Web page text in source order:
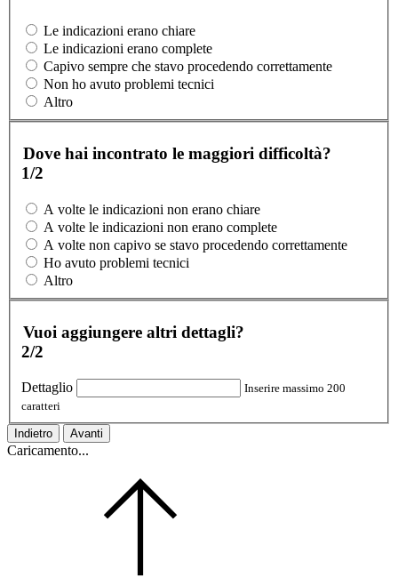
Le indicazioni erano chiare
Le indicazioni erano complete
Capivo sempre che stavo procedendo correttamente
Non ho avuto problemi tecnici
Altro
Dove hai incontrato le maggiori difficoltà?
1/2
A volte le indicazioni non erano chiare
A volte le indicazioni non erano complete
A volte non capivo se stavo procedendo correttamente
Ho avuto problemi tecnici
Altro
Vuoi aggiungere altri dettagli?
2/2
Dettaglio
Inserire massimo 200
caratteri
Indietro Avanti
Caricamento...